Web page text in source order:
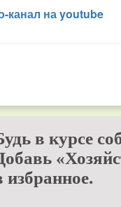
канал на youtube
в курсе
избранное.